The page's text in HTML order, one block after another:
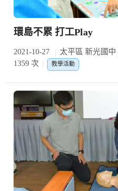
環島不累 打工Play
2021-10-27 太平區 新光國
1359 次
教學活動